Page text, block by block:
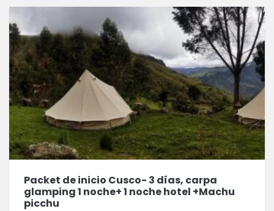
Packet de inicio Cusco- 3 días, carpa
glamping 1 noche+ 1 noche hotel +Machu
picchu